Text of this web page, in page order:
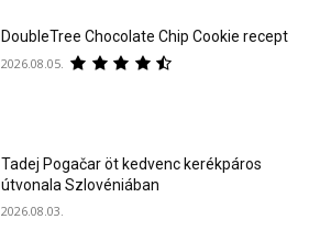
DoubleTree Chocolate Chip Cookie recept
2026.08.05.
Tadej Pogačar öt kedvenc kerékpáros
útvonala Szlovéniában
2026.08.03.